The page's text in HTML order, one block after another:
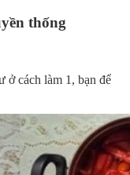
thống
ở cách làm 1, bạn để